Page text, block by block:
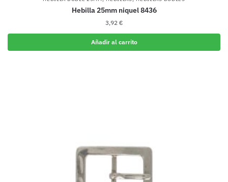
Hebilla 25mm niquel 8436
3,92 €
Añadir al carrito